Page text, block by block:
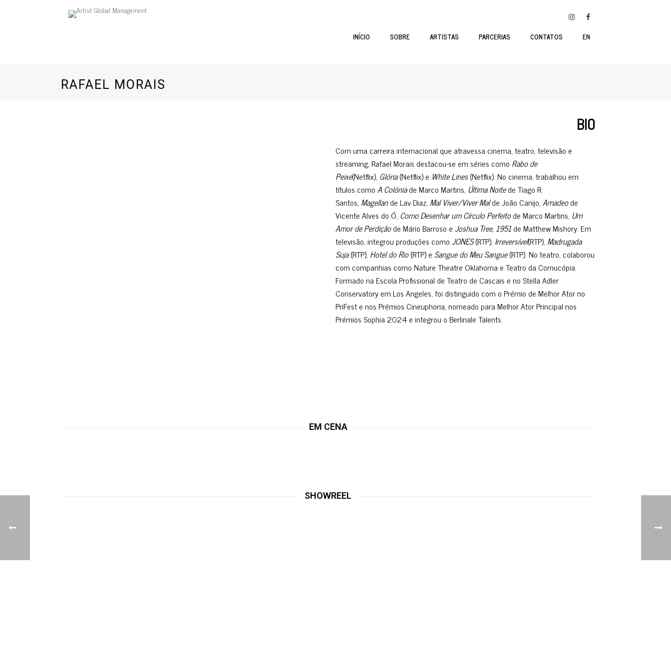
INÍCIO SOBRE ARTISTAS PARCERIAS CONTATOS EN
RAFAEL MORAIS
BIO
Com uma carreira internacional que atravessa cinema, teatro, televisão e
streaming, Rafael Morais destacou-se em séries como Rabo de
Peixe(Netflix), Glória(Netflix) e White Lines(Netflix). No cinema, trabalhou em
títulos comoA Colóniade Marco Martins, Última Noitede Tiago R.
Santos, Magellande Lav Diaz, Mal Viver/Viver Malde João Canijo,Amadeode
Vicente Alves do Ó, Como Desenhar um Círculo Perfeitode Marco Martins, Um
Amor de Perdiçãode Mário Barroso eJoshua Tree, 1951de Matthew Mishory. Em
televisão, integrou produções comoJONES(RTP), Irreversível(RTP), Madrugada
Suja(RTP), Hotel do Rio(RTP) e Sangue do Meu Sangue(RTP). No teatro, colaborou
com companhias como Nature Theatre Oklahoma e Teatro da Cornucópia.
Formado na Escola Profissional de Teatro de Cascais e no Stella Adler
Conservatory em Los Angeles, foi distinguido com o Prémio de Melhor Ator no
PriFest e nos Prémios Cineuphoria, nomeado para Melhor Ator Principal nos
Prémios Sophia 2024 e integrou o Berlinale Talents.
EM CENA
SHOWREEL